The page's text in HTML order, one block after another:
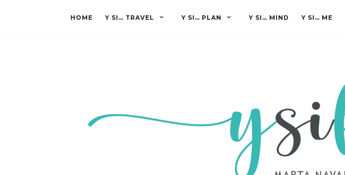
HOME Y SI… TRAVEL Y SI… PLAN Y SI… MIND Y SI… ME